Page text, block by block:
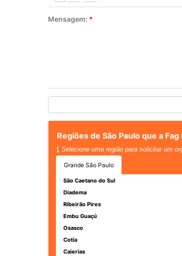
Mensagem: *
Regiões de São Paulo que a
Selecione uma região para solicitar um
Grande São Paulo
São Caetano do Sul
Diadema
Ribeirão Pires
Embu Guaçú
Osasco
Cotia
Caierias